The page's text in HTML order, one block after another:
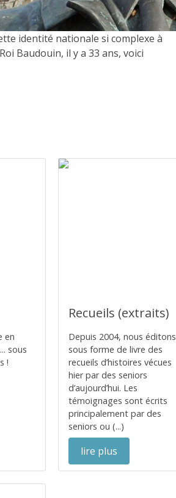
identité nationale si complexe à
Baudouin, il y a 33 ans, voici
en
sous
!
Recueils (extraits)
Depuis 2004, nous éditons
sous forme de livre des
recueils d’histoires vécues
hier par des seniors
d’aujourd’hui. Les
témoignages sont écrits
principalement par des
seniors ou (...)
lire plus